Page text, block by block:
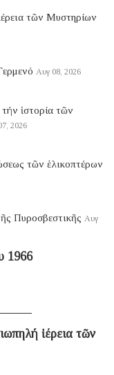
τῶν Μυστηρίων
Αυγ 08, 2026
ἱστορία τῶν
2026
τῶν ἑλικοπτέρων
Πυροσβεστικῆς Αυγ
1966
ἱέρεια τῶν